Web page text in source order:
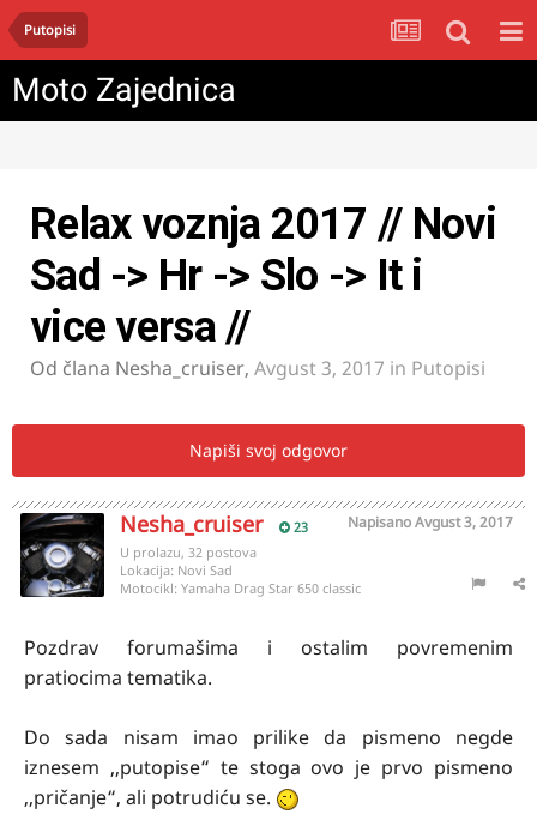
Putopisi
Moto Zajednica
Relax voznja 2017 // Novi
Sad -> Hr -> Slo -> It i
vice versa //
Od člana Nesha_cruiser, Avgust 3, 2017 in Putopisi
Napiši svoj odgovor
Nesha_cruiser 23 NapisanoAvgust 3, 2017
U prolazu, 32 postova
Lokacija: Novi Sad
Motocikl: Yamaha Drag Star 650 classic
Pozdrav forumašima i ostalim povremenim
pratiocima tematika.
Do sada nisam imao prilike da pismeno negde
iznesem ,,putopise“ te stoga ovo je prvo pismeno
,,pričanje“, ali potrudiću se.